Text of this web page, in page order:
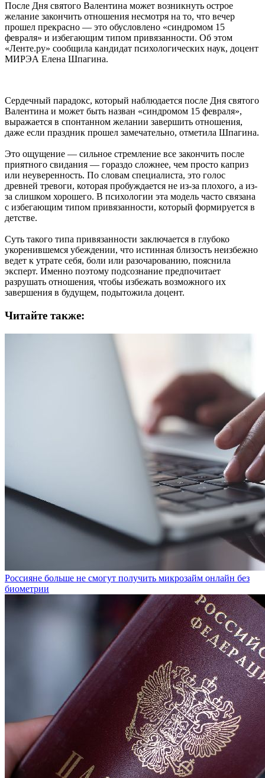
После Дня святого Валентина может возникнуть острое
желание закончить отношения несмотря на то, что вечер
прошел прекрасно — это обусловлено «синдромом 15
февраля» и избегающим типом привязанности. Об этом
«Ленте.ру» сообщила кандидат психологических наук, доцент
МИРЭА Елена Шпагина.
Сердечный парадокс, который наблюдается после Дня святого
Валентина и может быть назван «синдромом 15 февраля»,
выражается в спонтанном желании завершить отношения,
даже если праздник прошел замечательно, отметила Шпагина.
Это ощущение — сильное стремление все закончить после
приятного свидания — гораздо сложнее, чем просто каприз
или неуверенность. По словам специалиста, это голос
древней тревоги, которая пробуждается не из-за плохого, а из-
за слишком хорошего. В психологии эта модель часто связана
с избегающим типом привязанности, который формируется в
детстве.
Суть такого типа привязанности заключается в глубоко
укоренившемся убеждении, что истинная близость неизбежно
ведет к утрате себя, боли или разочарованию, пояснила
эксперт. Именно поэтому подсознание предпочитает
разрушать отношения, чтобы избежать возможного их
завершения в будущем, подытожила доцент.
Читайте также:
Россияне больше не смогут получить микрозайм онлайн без
биометрии